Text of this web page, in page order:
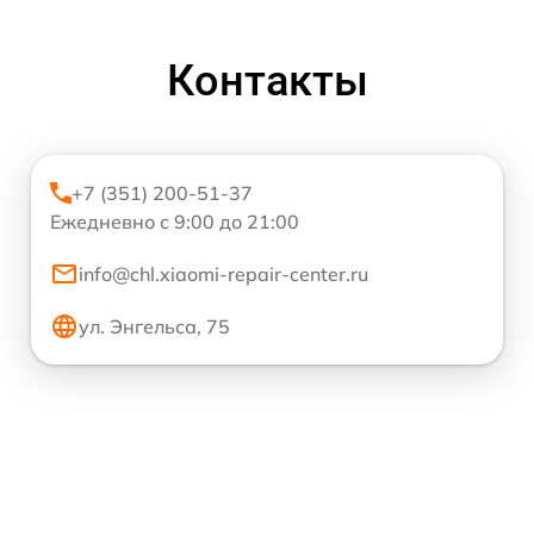
Контакты
+7 (351) 200-51-37
Ежедневно с 9:00 до 21:00
info@chl.xiaomi-repair-center.ru
ул. Энгельса, 75